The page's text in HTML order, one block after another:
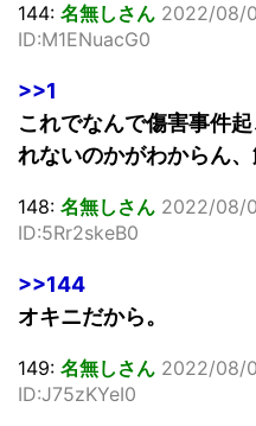
144: 名無しさん 2022/08/
ID:M1ENuacG0
>>1
これでなんで傷害事件
れないのかがわからん
148: 名無しさん 2022/08/
ID:5Rr2skeB0
>>144
オキニだから。
149: 名無しさん 2022/08/
ID:J75zKYeI0